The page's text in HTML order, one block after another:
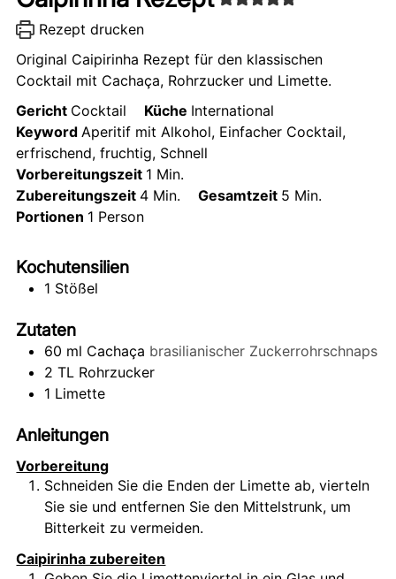
Rezept drucken
Original Caipirinha Rezept für den klassischen
Cocktail mit Cachaça, Rohrzucker und Limette.
Gericht Cocktail Küche International
KeywordAperitif mit Alkohol, Einfacher Cocktail,
erfrischend, fruchtig, Schnell
Vorbereitungszeit 1 Min.
Zubereitungszeit 4 Min. Gesamtzeit 5 Min.
Portionen 1 Person
Kochutensilien
1 Stößel
Zutaten
60 ml Cachaça brasilianischer Zuckerrohrschnaps
2 TL Rohrzucker
1 Limette
Anleitungen
Vorbereitung
Schneiden Sie die Enden der Limette ab, vierteln
Sie sie und entfernen Sie den Mittelstrunk, um
Bitterkeit zu vermeiden.
Caipirinha zubereiten